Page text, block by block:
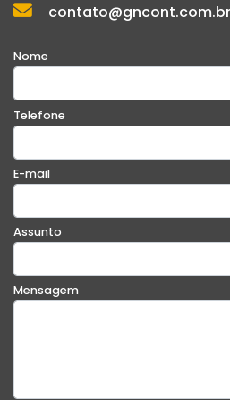
contato@gncont.com.br
Nome
Telefone
E-mail
Assunto
Mensagem